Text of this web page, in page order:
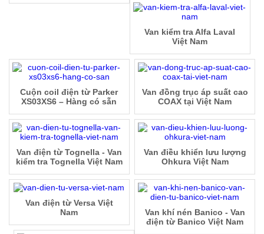
Van kiểm tra Alfa Laval
Việt Nam
Van đồng trục áp suất cao
COAX tại Việt Nam
Cuộn coil điện từ Parker
XS03XS6 – Hàng có sẵn
Van điều khiển lưu lượng
Ohkura Việt Nam
Van điện từ Tognella - Van
kiểm tra Tognella Việt Nam
Van khí nén Banico - Van
điện từ Banico Việt Nam
Van điện từ Versa Việt
Nam